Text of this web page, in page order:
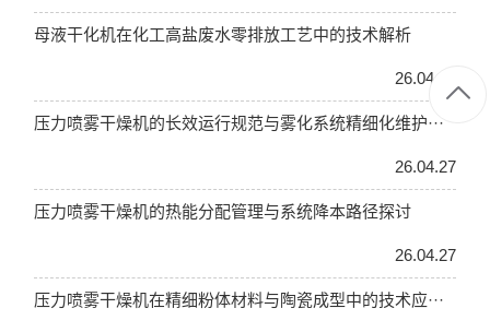
母液干化机在化工高盐废水零排放工艺中的技术解析
26.04.28
压力喷雾干燥机的长效运行规范与雾化系统精细化维护···
26.04.27
压力喷雾干燥机的热能分配管理与系统降本路径探讨
26.04.27
压力喷雾干燥机在精细粉体材料与陶瓷成型中的技术应···